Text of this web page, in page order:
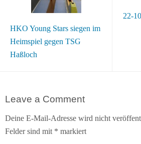
HKO Young Stars siegen im
Heimspiel gegen TSG
Haßloch
22-
Leave a Comment
Deine E-Mail-Adresse wird nicht
Felder sind mit * markiert